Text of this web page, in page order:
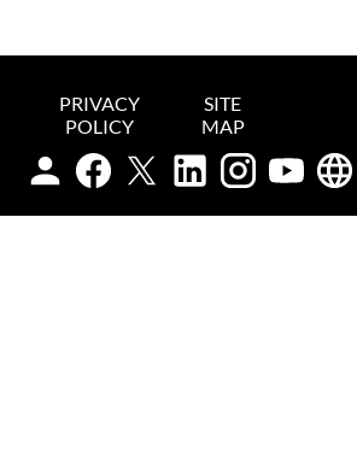
PRIVACY
POLICY
SITE
MAP